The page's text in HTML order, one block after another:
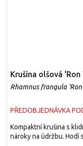
Krušina olšová
Rhamnus frangula
PŘEDOBJEDNÁVKA
Kompaktní krušina s
nároky na údržbu. Hodí